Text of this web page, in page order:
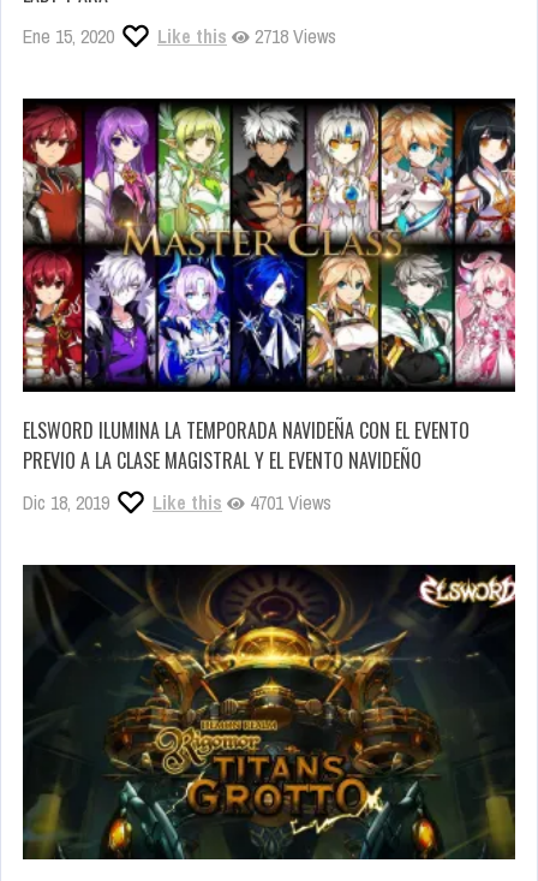
Ene 15, 2020 Like this 2718 Views
ELSWORD ILUMINA LA TEMPORADA NAVIDEÑA CON EL EVENTO
PREVIO A LA CLASE MAGISTRAL Y EL EVENTO NAVIDEÑO
Dic 18, 2019 Like this 4701 Views